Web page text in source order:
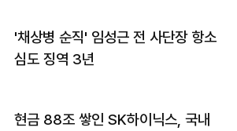
'채상병 순직' 임성근 전 사단장 항소
심도 징역 3년
현금 88조 쌓인 SK하이닉스, 국내